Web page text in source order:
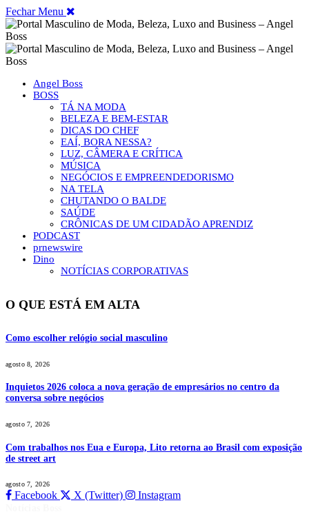
Fechar Menu
Angel Boss
BOSS
TÁ NA MODA
BELEZA E BEM-ESTAR
DICAS DO CHEF
EAÍ, BORA NESSA?
LUZ, CÂMERA E CRÍTICA
MÚSICA
NEGÓCIOS E EMPREENDEDORISMO
NA TELA
CHUTANDO O BALDE
SAÚDE
CRÔNICAS DE UM CIDADÃO APRENDIZ
PODCAST
prnewswire
Dino
NOTÍCIAS CORPORATIVAS
O QUE ESTÁ EM ALTA
Como escolher relógio social masculino
agosto 8, 2026
Inquietos 2026 coloca a nova geração de empresários no centro da
conversa sobre negócios
agosto 7, 2026
Com trabalhos nos Eua e Europa, Lito retorna ao Brasil com exposição
de street art
agosto 7, 2026
Facebook X (Twitter) Instagram